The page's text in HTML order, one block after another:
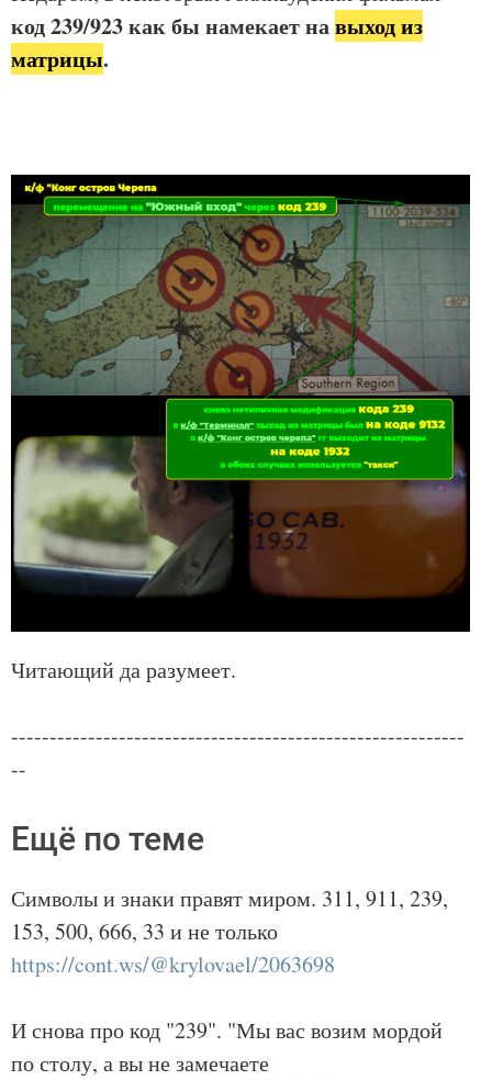
код 239/923 как бы намекает навыход из
матрицы.
Читающий да разумеет.
-----------------------------------------------------------
--
Ещё по теме
Символы и знаки правят миром. 311, 911, 239,
153, 500, 666, 33 и не только
https://cont.ws/@krylovael/2063698
И снова про код "239". "Мы вас возим мордой
по столу, а вы не замечаете